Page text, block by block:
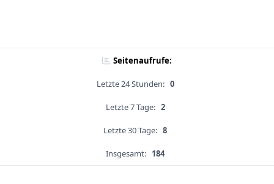
Seitenaufrufe:
Letzte 24 Stunden: 0
Letzte 7 Tage: 2
Letzte 30 Tage: 8
Insgesamt: 184